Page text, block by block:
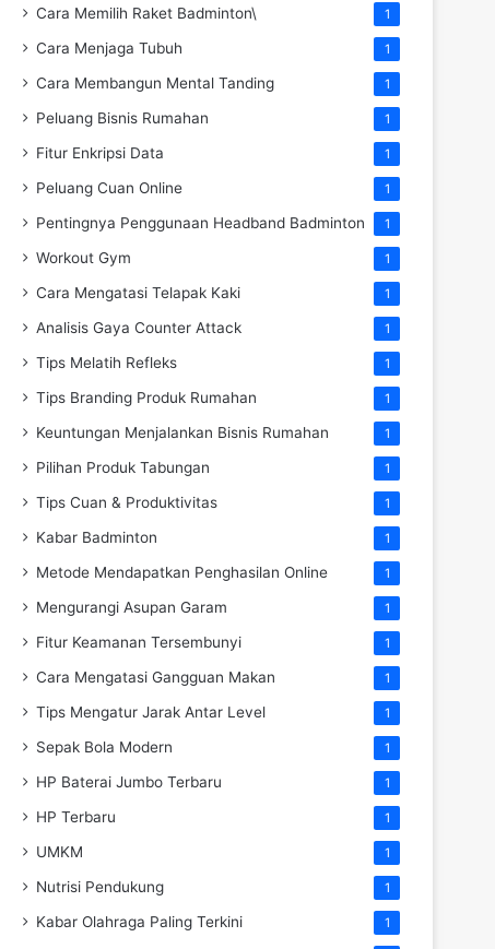
Cara Memilih Raket Badminton\ 1
Cara Menjaga Tubuh 1
Cara Membangun Mental Tanding 1
Peluang Bisnis Rumahan 1
Fitur Enkripsi Data 1
Peluang Cuan Online 1
Pentingnya Penggunaan Headband Badminton 1
Workout Gym 1
Cara Mengatasi Telapak Kaki 1
Analisis Gaya Counter Attack 1
Tips Melatih Refleks 1
Tips Branding Produk Rumahan 1
Keuntungan Menjalankan Bisnis Rumahan 1
Pilihan Produk Tabungan 1
Tips Cuan & Produktivitas 1
Kabar Badminton 1
Metode Mendapatkan Penghasilan Online 1
Mengurangi Asupan Garam 1
Fitur Keamanan Tersembunyi 1
Cara Mengatasi Gangguan Makan 1
Tips Mengatur Jarak Antar Level 1
Sepak Bola Modern 1
HP Baterai Jumbo Terbaru 1
HP Terbaru 1
UMKM 1
Nutrisi Pendukung 1
Kabar Olahraga Paling Terkini 1